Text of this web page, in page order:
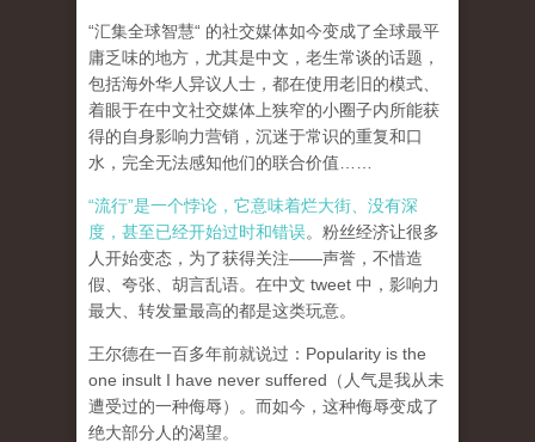
“汇集全球智慧“ 的社交媒体如今变成了全球最平
庸乏味的地方，尤其是中文，老生常谈的话题，
包括海外华人异议人士，都在使用老旧的模式、
着眼于在中文社交媒体上狭窄的小圈子内所能获
得的自身影响力营销，沉迷于常识的重复和口
水，完全无法感知他们的联合价值……
“流行”是一个悖论，它意味着烂大街、没有深
度，甚至已经开始过时和错误。粉丝经济让很多
人开始变态，为了获得关注——声誉，不惜造
假、夸张、胡言乱语。在中文 tweet 中，影响力
最大、转发量最高的都是这类玩意。
王尔德在一百多年前就说过：Popularity is the
one insult I have never suffered（人气是我从未
遭受过的一种侮辱）。而如今，这种侮辱变成了
绝大部分人的渴望。